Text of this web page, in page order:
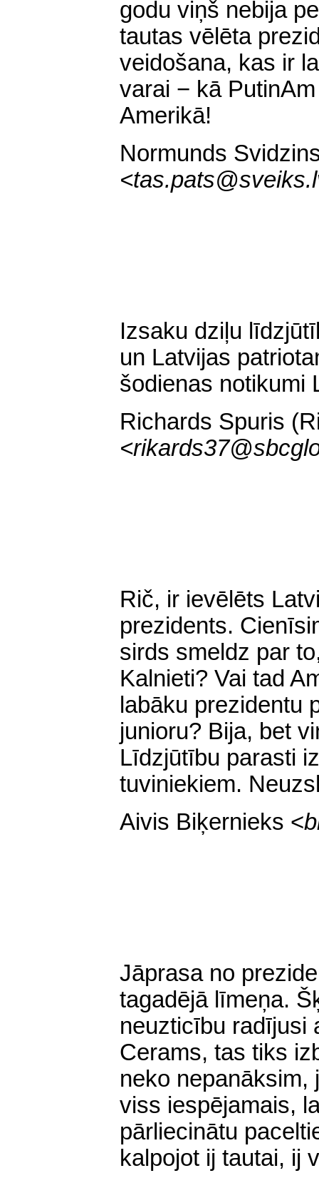
godu viņš nebija
tautas vēlēta
veidošana, kas ir
varai − kā
Amerikā!
Normunds
<
Izsaku dziļu
un Latvijas
šodienas notikumi
Richards Spuris
<
Rič, ir ievēlēts
prezidents.
sirds smeldz par
Kalnieti? Vai tad
labāku prezidentu
junioru? Bija, bet
Līdzjūtību parasti
tuviniekiem.
Aivis Biķernieks <
Jāprasa no
tagadējā līmeņa.
neuzticību radījusi
Cerams, tas tiks
neko nepanāksim,
viss iespējamais,
pārliecinātu
kalpojot ij tautai, ij